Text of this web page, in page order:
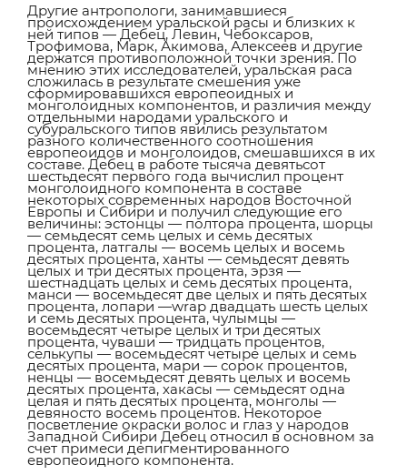
Другие антропологи, занимавшиеся
происхождением уральской расы и близких к
ней типов — Дебец, Левин, Чебоксаров,
Трофимова, Марк, Акимова, Алексеев и другие
держатся противоположной точки зрения. По
мнению этих исследователей, уральская раса
сложилась в результате смешения уже
сформировавшихся европеоидных и
монголоидных компонентов, и различия между
отдельными народами уральского и
субуральского типов явились результатом
разного количественного соотношения
европеоидов и монголоидов, смешавшихся в их
составе. Дебец в работе тысяча девятьсот
шестьдесят первого года вычислил процент
монголоидного компонента в составе
некоторых современных народов Восточной
Европы и Сибири и получил следующие его
величины: эстонцы — полтора процента, шорцы
— семьдесят семь целых и семь десятых
процента, латгалы — восемь целых и восемь
десятых процента, ханты — семьдесят девять
целых и три десятых процента, эрзя —
шестнадцать целых и семь десятых процента,
манси — восемьдесят две целых и пять десятых
процента, лопари —wrap двадцать шесть целых
и семь десятых процента, чулымцы —
восемьдесят четыре целых и три десятых
процента, чуваши — тридцать процентов,
селькупы — восемьдесят четыре целых и семь
десятых процента, мари — сорок процентов,
ненцы — восемьдесят девять целых и восемь
десятых процента, хакасы — семьдесят одна
целая и пять десятых процента, монголы —
девяносто восемь процентов. Некоторое
посветление окраски волос и глаз у народов
Западной Сибири Дебец относил в основном за
счет примеси депигментированного
европеоидного компонента.